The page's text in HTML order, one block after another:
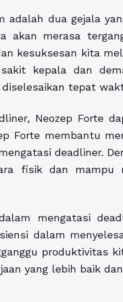
adalah dua gejala
akan merasa
kesuksesan kita
kepala dan
tepat
Neozep Forte
Forte membantu
deadliner.
fisik dan mampu
mengatasi
dalam
produktivitas
yang lebih baik